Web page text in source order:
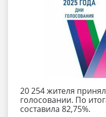
20 254 жителя
голосовании. По
составила 82,75%.